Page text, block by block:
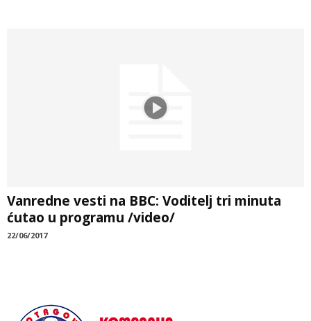
Vanredne vesti na BBC: Voditelj tri minuta
ćutao u programu /video/
22/06/2017